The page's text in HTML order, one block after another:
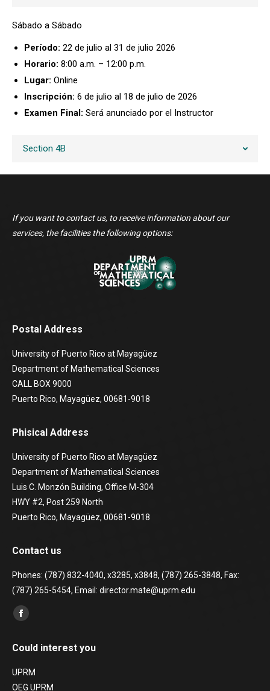
Sábado a Sábado
Período: 22 de julio al 31 de julio 2026
Horario: 8:00 a.m. – 12:00 p.m.
Lugar: Online
Inscripción: 6 de julio al 18 de julio de 2026
Examen Final: Será anunciado por el Instructor
Section 4B
If you want to contact us, to receive information about our
services, the facilities the following options:
Postal Address
University of Puerto Rico at Mayagüez
Department of Mathematical Sciences
CALL BOX 9000
Puerto Rico, Mayagüez, 00681-9018
Phisical Address
University of Puerto Rico at Mayagüez
Department of Mathematical Sciences
Luis C. Monzón Building, Office M-304
HWY #2, Post 259 North
Puerto Rico, Mayagüez, 00681-9018
Contact us
Phones: (787) 832-4040, x3285, x3848, (787) 265-3848, Fax:
(787) 265-5454, Email: director.mate@uprm.edu
Find us on:
Facebook
opens
in
new
Could interest you
UPRM
OEG UPRM